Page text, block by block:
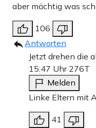
aber mächtig was
106
Antworten
Jetzt drehen die
15:47 Uhr 276T
Melden
Linke Eltern mit
41